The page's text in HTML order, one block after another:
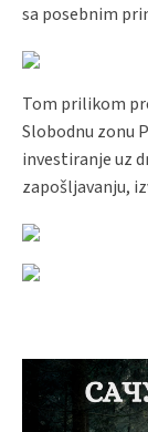
sa posebnim
Tom prilikom
Slobodnu zonu
investiranje uz
zapošljavanju,